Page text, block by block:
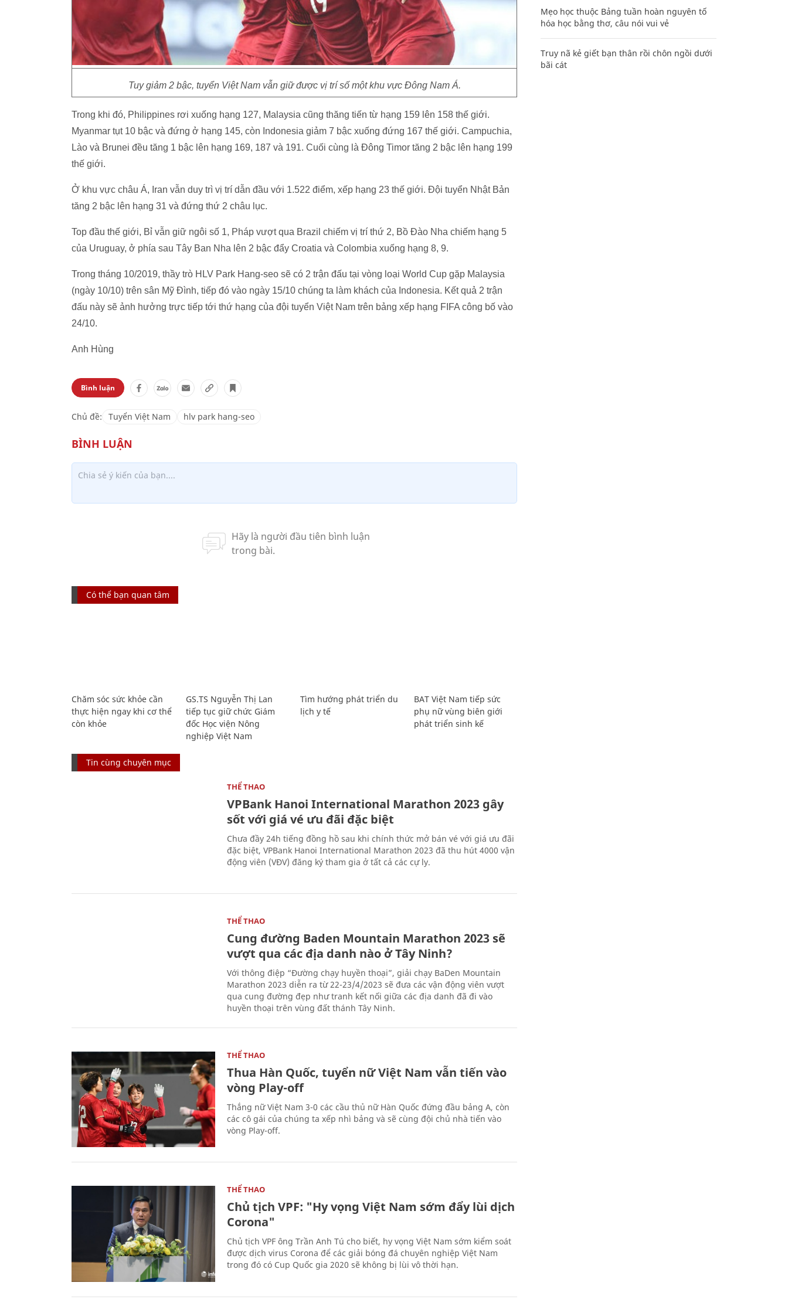
Tuy giảm 2 bậc, tuyển Việt Nam vẫn giữ được vị trí số một khu vực Đông Nam Á.
Trong khi đó, Philippines rơi xuống hạng 127, Malaysia cũng thăng tiến từ hạng 159 lên 158 thế giới.
Myanmar tụt 10 bậc và đứng ở hạng 145, còn Indonesia giảm 7 bậc xuống đứng 167 thế giới. Campuchia,
Lào và Brunei đều tăng 1 bậc lên hạng 169, 187 và 191. Cuối cùng là Đông Timor tăng 2 bậc lên hạng 199
thế giới.
Ở khu vực châu Á, Iran vẫn duy trì vị trí dẫn đầu với 1.522 điểm, xếp hạng 23 thế giới. Đội tuyển Nhật Bản
tăng 2 bậc lên hạng 31 và đứng thứ 2 châu lục.
Top đầu thế giới, Bỉ vẫn giữ ngôi số 1, Pháp vượt qua Brazil chiếm vị trí thứ 2, Bồ Đào Nha chiếm hạng 5
của Uruguay, ở phía sau Tây Ban Nha lên 2 bậc đẩy Croatia và Colombia xuống hạng 8, 9.
Trong tháng 10/2019, thầy trò HLV Park Hang-seo sẽ có 2 trận đấu tại vòng loại World Cup gặp Malaysia
(ngày 10/10) trên sân Mỹ Đình, tiếp đó vào ngày 15/10 chúng ta làm khách của Indonesia. Kết quả 2 trận
đấu này sẽ ảnh hưởng trực tiếp tới thứ hạng của đội tuyển Việt Nam trên bảng xếp hạng FIFA công bố vào
24/10.
Anh Hùng
Bình luận
Chủ đề: Tuyển Việt Nam hlv park hang-seo
Có thể bạn quan tâm
Chăm sóc sức khỏe cần
thực hiện ngay khi cơ thể
còn khỏe
GS.TS Nguyễn Thị Lan
tiếp tục giữ chức Giám
đốc Học viện Nông
nghiệp Việt Nam
Tìm hướng phát triển du
lịch y tế
BAT Việt Nam tiếp sức
phụ nữ vùng biên giới
phát triển sinh kế
Tin cùng chuyên mục
THỂ THAO
VPBank Hanoi International Marathon 2023 gây
sốt với giá vé ưu đãi đặc biệt
Chưa đầy 24h tiếng đồng hồ sau khi chính thức mở bán vé với giá ưu đãi
đặc biệt, VPBank Hanoi International Marathon 2023 đã thu hút 4000 vận
động viên (VĐV) đăng ký tham gia ở tất cả các cự ly.
THỂ THAO
Cung đường Baden Mountain Marathon 2023 sẽ
vượt qua các địa danh nào ở Tây Ninh?
Với thông điệp “Đường chạy huyền thoại”, giải chạy BaDen Mountain
Marathon 2023 diễn ra từ 22-23/4/2023 sẽ đưa các vận động viên vượt
qua cung đường đẹp như tranh kết nối giữa các địa danh đã đi vào
huyền thoại trên vùng đất thánh Tây Ninh.
THỂ THAO
Thua Hàn Quốc, tuyển nữ Việt Nam vẫn tiến vào
vòng Play-off
Thắng nữ Việt Nam 3-0 các cầu thủ nữ Hàn Quốc đứng đầu bảng A, còn
các cô gái của chúng ta xếp nhì bảng và sẽ cùng đội chủ nhà tiến vào
vòng Play-off.
THỂ THAO
Chủ tịch VPF: "Hy vọng Việt Nam sớm đẩy lùi dịch
Corona"
Chủ tịch VPF ông Trần Anh Tú cho biết, hy vọng Việt Nam sớm kiểm soát
được dịch virus Corona để các giải bóng đá chuyên nghiệp Việt Nam
trong đó có Cup Quốc gia 2020 sẽ không bị lùi vô thời hạn.
Mẹo học thuộc Bảng tuần hoàn nguyên tố
hóa học bằng thơ, câu nói vui vẻ
Truy nã kẻ giết bạn thân rồi chôn ngồi dưới
bãi cát